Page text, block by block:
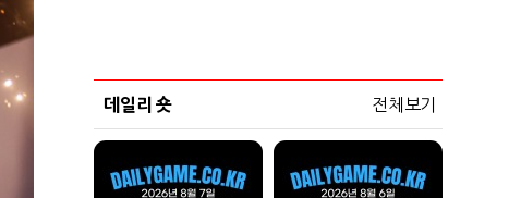
데일리 숏 전체보기